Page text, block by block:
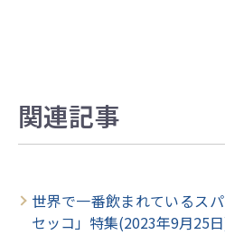
関連記事
世界で一番飲まれているス
セッコ」特集(2023年9月25